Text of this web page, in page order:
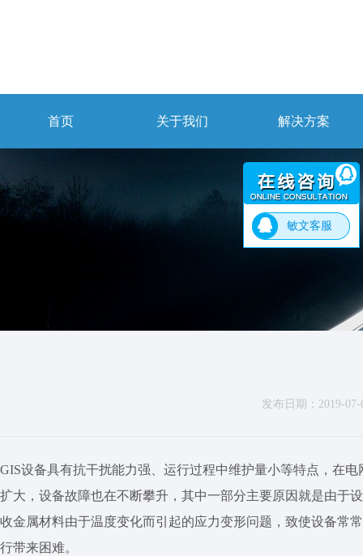
首页 关于我们 解决方案
发布日期：2019-07-
GIS设备具有抗干扰能力强、运行过程中维护量小等特点，在
扩大，设备故障也在不断攀升，其中一部分主要原因就是由于
收金属材料由于温度变化而引起的应力变形问题，致使设备常
行带来困难。
敏文客服